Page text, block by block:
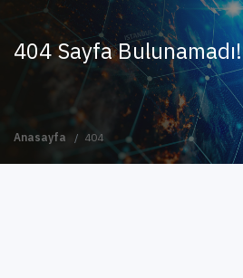
404 Sayfa Bulunamadı!
Anasayfa 404